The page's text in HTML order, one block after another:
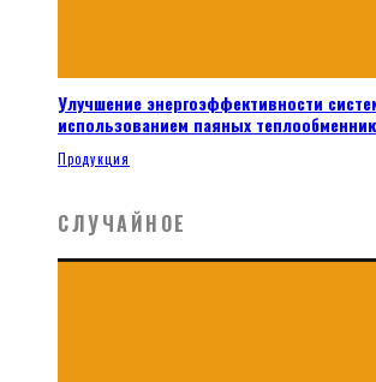
Улучшение энергоэффективности
использованием паяных
Продукция
СЛУЧАЙНОЕ